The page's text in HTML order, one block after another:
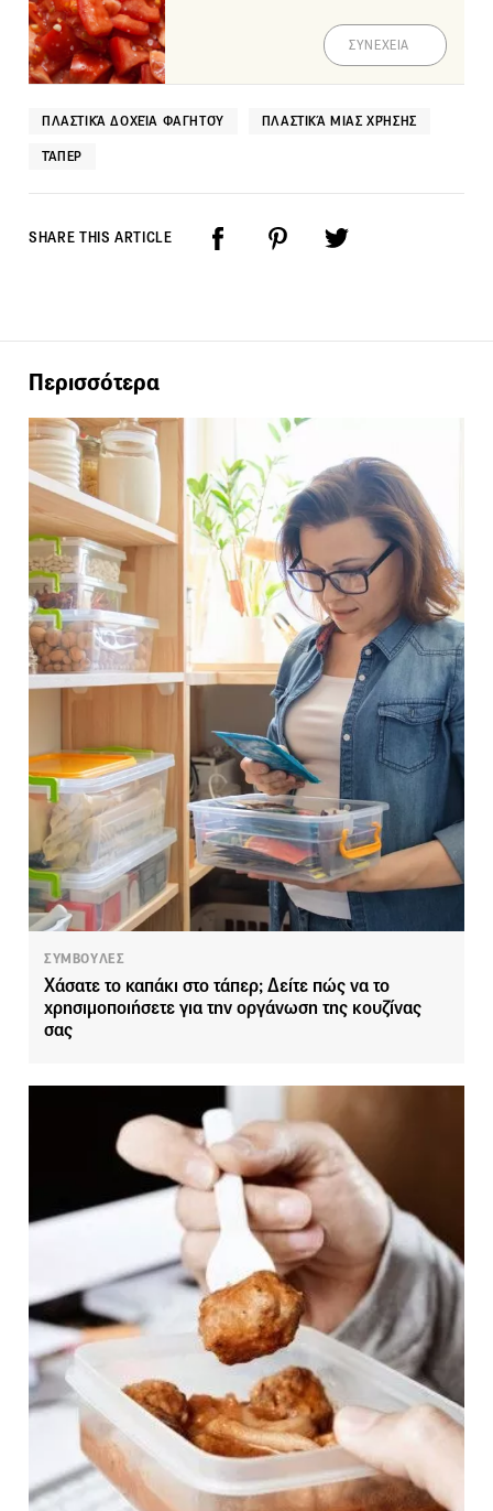
ΣΥΝΕΧΕΙΑ
ΠΛΑΣΤΙΚΆ ΔΟΧΕΊΑ ΦΑΓΗΤΟΎ ΠΛΑΣΤΙΚΆ ΜΙΑΣ ΧΡΉΣΗΣ
ΤΆΠΕΡ
SHARE THIS ARTICLE
Περισσότερα
ΣΥΜΒΟΥΛΕΣ
Χάσατε το καπάκι στο τάπερ; Δείτε πώς να το
χρησιμοποιήσετε για την οργάνωση της κουζίνας
σας